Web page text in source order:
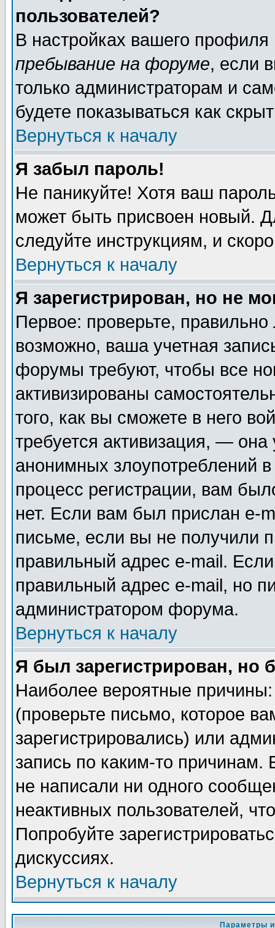
пользователей?
В настройках вашего
пребывание на форуме, если
только администраторам и
будете показываться как
Вернуться к началу
Я забыл пароль!
Не паникуйте! Хотя ваш
может быть присвоен новый.
следуйте инструкциям, и
Вернуться к началу
Я зарегистрирован, но не
Первое: проверьте,
возможно, ваша учетная
форумы требуют, чтобы все
активизированы
того, как вы сможете в него
требуется активизация, —
анонимных злоупотреблений
процесс регистрации, вам
нет. Если вам был прислан e-
письме, если вы не получили
правильный адрес e-mail.
правильный адрес e-mail, но
администратором форума.
Вернуться к началу
Я был зарегистрирован, но
Наиболее вероятные
(проверьте письмо, которое
зарегистрировались) или
запись по каким-то
не написали ни одного
неактивных пользователей,
Попробуйте
дискуссиях.
Вернуться к началу
Параметры